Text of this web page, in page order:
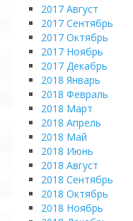
2017 Август
2017 Сентябрь
2017 Октябрь
2017 Ноябрь
2017 Декабрь
2018 Январь
2018 Февраль
2018 Март
2018 Апрель
2018 Май
2018 Июнь
2018 Август
2018 Сентябрь
2018 Октябрь
2018 Ноябрь